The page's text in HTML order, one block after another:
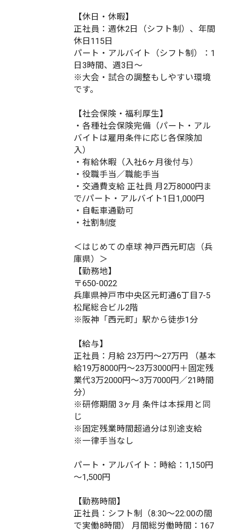
【休日・休暇】
正社員：週休2日（シフト制）、年間
休日115日
パート・アルバイト（シフト制）：1
日3時間、週3日～
※大会・試合の調整もしやすい環境
です。
【社会保険・福利厚生】
・各種社会保険完備（パート・アル
バイトは雇用条件に応じ各保険加
入）
・有給休暇（入社6ヶ月後付与）
・役職手当／職能手当
・交通費支給 正社員 月2万8000円ま
で/パート・アルバイト1日1,000円
・自転車通勤可
・社割制度
＜はじめての卓球 神戸西元町店（兵
庫県）＞
【勤務地】
〒650-0022
兵庫県神戸市中央区元町通6丁目7-5
松尾総合ビル2階
※阪神「西元町」駅から徒歩1分
【給与】
正社員：月給 23万円～27万円 （基本
給19万8000円～23万3000円＋固定残
業代3万2000円～3万7000円／21時間
分）
※研修期間 3ヶ月 条件は本採用と同
じ
※固定残業時間超過分は別途支給
※一律手当なし
パート・アルバイト：時給：1,150円
～1,500円
【勤務時間】
正社員：シフト制（8:30～22:00の間
で実働8時間） 月間総労働時間：167